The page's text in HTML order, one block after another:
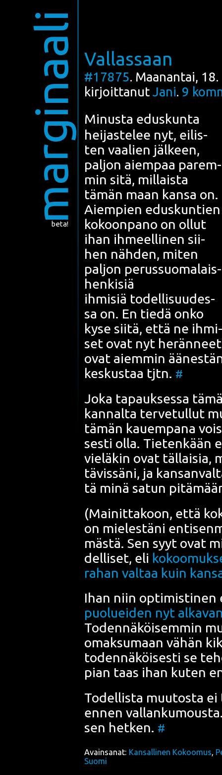
marginaali
beta!
Vallassaan
#17875. Maanantai,
kirjoittanut Jani. 9
Minus­ta edus­kun­ta
hei­jas­te­lee nyt, eilis­
ten vaa­lien jäl­keen,
pal­jon aiem­paa parem­
min sitä, mil­lais­ta
tämän maan kan­sa on.
Aiem­pien edus­kun­tien
kokoon­pa­no on ollut
ihan ihmeel­li­nen sii­
hen näh­den, miten
pal­jon perus­suo­ma­lais­
hen­ki­siä
ihmi­siä todel­li­suu­des­
sa on. En tie­dä onko
kyse sii­tä, että ne ihmi­
set ovat nyt
ovat aiem­min
kes­kus­taa tjtn. #
Joka tapauk­ses­sa
kan­nal­ta ter­ve­tul­lut
tämän kau­em­pa­na
ses­ti olla. Tie­ten­kään
vie­lä­kin ovat täl­lai­sia,
tä­vis­sä­ni, ja
tä minä satun
(Mai­nit­ta­koon, että
on mie­les­tä­ni
mäs­tä. Sen syyt ovat
del­li­set, eli
rahan val­taa kuin
Ihan niin opti­mis­ti­nen
puo­luei­den nyt
Toden­nä­köi­sem­min
omak­su­maan vähän
toden­nä­köi­ses­ti se
pian taas ihan kuten
Todel­lis­ta muu­tos­ta ei
ennen
sen het­ken. #
Avainsanat: Kansallinen Kokoomus
Suomi